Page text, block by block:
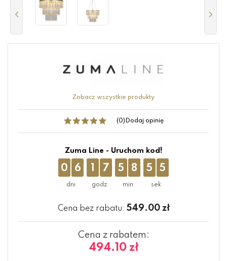
Zobacz wszystkie produkty
(0) Dodaj opinię
Zuma Line - Uruchom kod!
0 6 1 7 5 8 5 5
Cena bez rabatu: 549.00 zł
Cena z rabatem:
494.10 zł